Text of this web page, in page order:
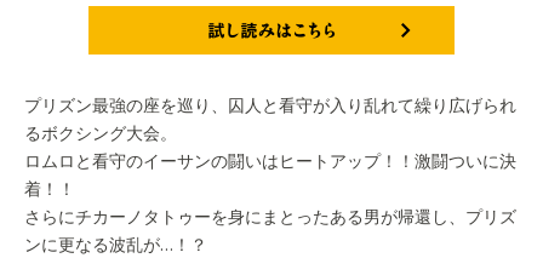
プリズン最強の座を巡り、囚人と看守が入り乱れて繰り広げられ
るボクシング大会。
ロムロと看守のイーサンの闘いはヒートアップ！！激闘ついに決
着！！
さらにチカーノタトゥーを身にまとったある男が帰還し、プリズ
ンに更なる波乱が…！？